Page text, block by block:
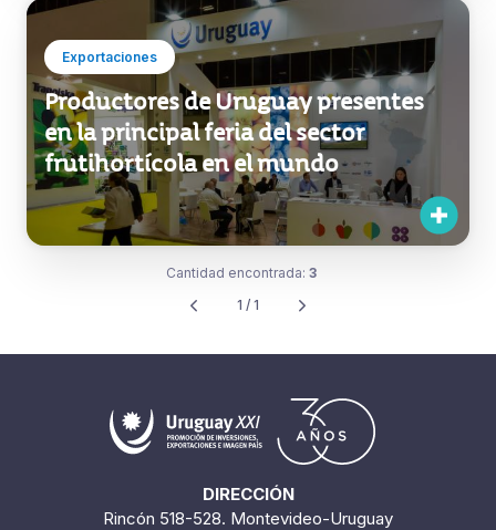
Exportaciones
Productores de Uruguay presentes
en la principal feria del sector
frutihortícola en el mundo
Cantidad encontrada: 3
1 / 1
DIRECCIÓN
Rincón 518-528. Montevideo-Uruguay